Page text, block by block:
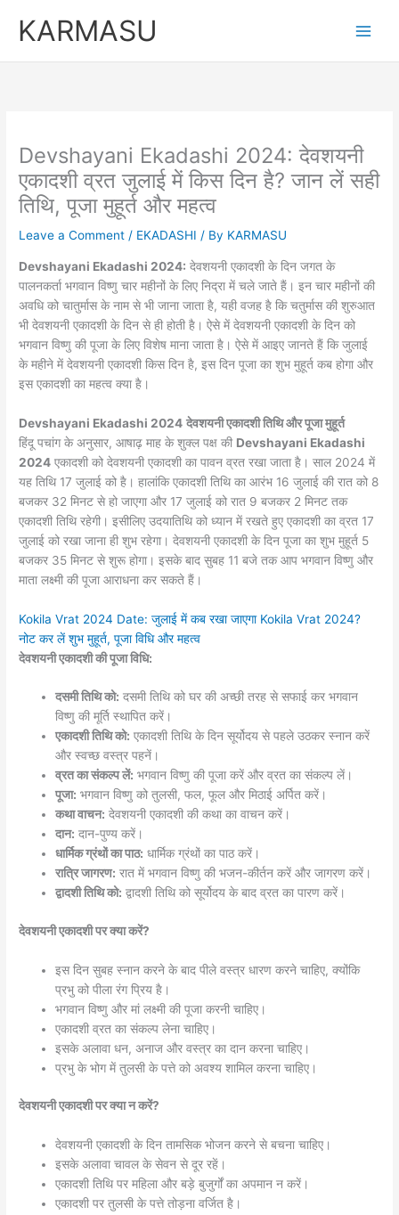
KARMASU
Devshayani Ekadashi 2024: देवशयनी
एकादशी व्रत जुलाई में किस दिन है? जान लें सही
तिथि, पूजा मुहूर्त और महत्व
Leave a Comment / EKADASHI / By KARMASU
Devshayani Ekadashi 2024: देवशयनी एकादशी के दिन जगत के
पालनकर्ता भगवान विष्णु चार महीनों के लिए निद्रा में चले जाते हैं। इन चार महीनों की
अवधि को चातुर्मास के नाम से भी जाना जाता है, यही वजह है कि चतुर्मास की शुरुआत
भी देवशयनी एकादशी के दिन से ही होती है। ऐसे में देवशयनी एकादशी के दिन को
भगवान विष्णु की पूजा के लिए विशेष माना जाता है। ऐसे में आइए जानते हैं कि जुलाई
के महीने में देवशयनी एकादशी किस दिन है, इस दिन पूजा का शुभ मुहूर्त कब होगा और
इस एकादशी का महत्व क्या है।
Devshayani Ekadashi 2024 देवशयनी एकादशी तिथि और पूजा मुहूर्त
हिंदू पचांग के अनुसार, आषाढ़ माह के शुक्ल पक्ष की Devshayani Ekadashi
2024 एकादशी को देवशयनी एकादशी का पावन व्रत रखा जाता है। साल 2024 में
यह तिथि 17 जुलाई को है। हालांकि एकादशी तिथि का आरंभ 16 जुलाई की रात को 8
बजकर 32 मिनट से हो जाएगा और 17 जुलाई को रात 9 बजकर 2 मिनट तक
एकादशी तिथि रहेगी। इसीलिए उदयातिथि को ध्यान में रखते हुए एकादशी का व्रत 17
जुलाई को रखा जाना ही शुभ रहेगा। देवशयनी एकादशी के दिन पूजा का शुभ मुहूर्त 5
बजकर 35 मिनट से शुरू होगा। इसके बाद सुबह 11 बजे तक आप भगवान विष्णु और
माता लक्ष्मी की पूजा आराधना कर सकते हैं।
Kokila Vrat 2024 Date: जुलाई में कब रखा जाएगा Kokila Vrat 2024?
नोट कर लें शुभ मुहूर्त, पूजा विधि और महत्व
देवशयनी एकादशी की पूजा विधि:
दसमी तिथि को: दसमी तिथि को घर की अच्छी तरह से सफाई कर भगवान
विष्णु की मूर्ति स्थापित करें।
एकादशी तिथि को: एकादशी तिथि के दिन सूर्योदय से पहले उठकर स्नान करें
और स्वच्छ वस्त्र पहनें।
व्रत का संकल्प लें: भगवान विष्णु की पूजा करें और व्रत का संकल्प लें।
पूजा: भगवान विष्णु को तुलसी, फल, फूल और मिठाई अर्पित करें।
कथा वाचन: देवशयनी एकादशी की कथा का वाचन करें।
दान: दान-पुण्य करें।
धार्मिक ग्रंथों का पाठ: धार्मिक ग्रंथों का पाठ करें।
रात्रि जागरण: रात में भगवान विष्णु की भजन-कीर्तन करें और जागरण करें।
द्वादशी तिथि को: द्वादशी तिथि को सूर्योदय के बाद व्रत का पारण करें।
देवशयनी एकादशी पर क्या करें?
इस दिन सुबह स्नान करने के बाद पीले वस्त्र धारण करने चाहिए, क्योंकि
प्रभु को पीला रंग प्रिय है।
भगवान विष्णु और मां लक्ष्मी की पूजा करनी चाहिए।
एकादशी व्रत का संकल्प लेना चाहिए।
इसके अलावा धन, अनाज और वस्त्र का दान करना चाहिए।
प्रभु के भोग में तुलसी के पत्ते को अवश्य शामिल करना चाहिए।
देवशयनी एकादशी पर क्या न करें?
देवशयनी एकादशी के दिन तामसिक भोजन करने से बचना चाहिए।
इसके अलावा चावल के सेवन से दूर रहें।
एकादशी तिथि पर महिला और बड़े बुजुर्गों का अपमान न करें।
एकादशी पर तुलसी के पत्ते तोड़ना वर्जित है।